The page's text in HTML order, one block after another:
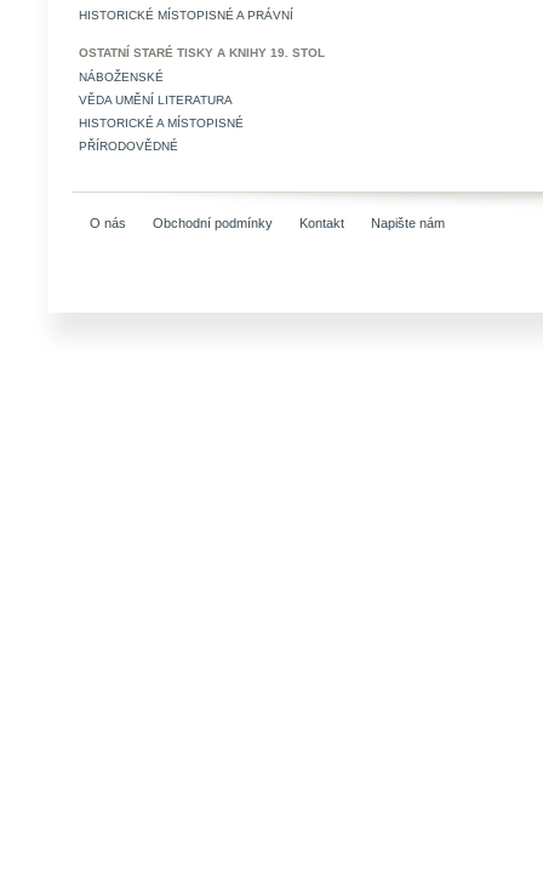
HISTORICKÉ MÍSTOPISNÉ A PRÁVNÍ
OSTATNÍ STARÉ TISKY A KNIHY 19. STOL
NÁBOŽENSKÉ
VĚDA UMĚNÍ LITERATURA
HISTORICKÉ A MÍSTOPISNÉ
PŘÍRODOVĚDNÉ
O nás Obchodní podmínky Kontakt Napište nám